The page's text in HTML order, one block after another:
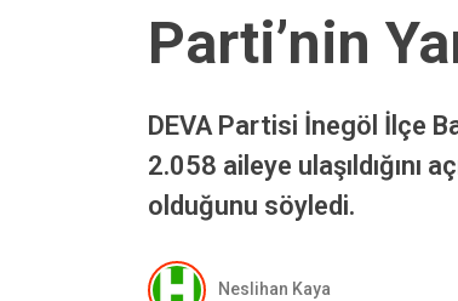
Parti’nin
DEVA Partisi İnegöl İlçe
2.058 aileye ulaşıldığını
olduğunu söyledi.
Neslihan Kaya